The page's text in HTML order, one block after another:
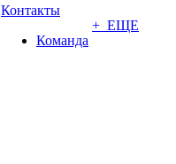
Контакты
Команда
+ ЕЩЕ